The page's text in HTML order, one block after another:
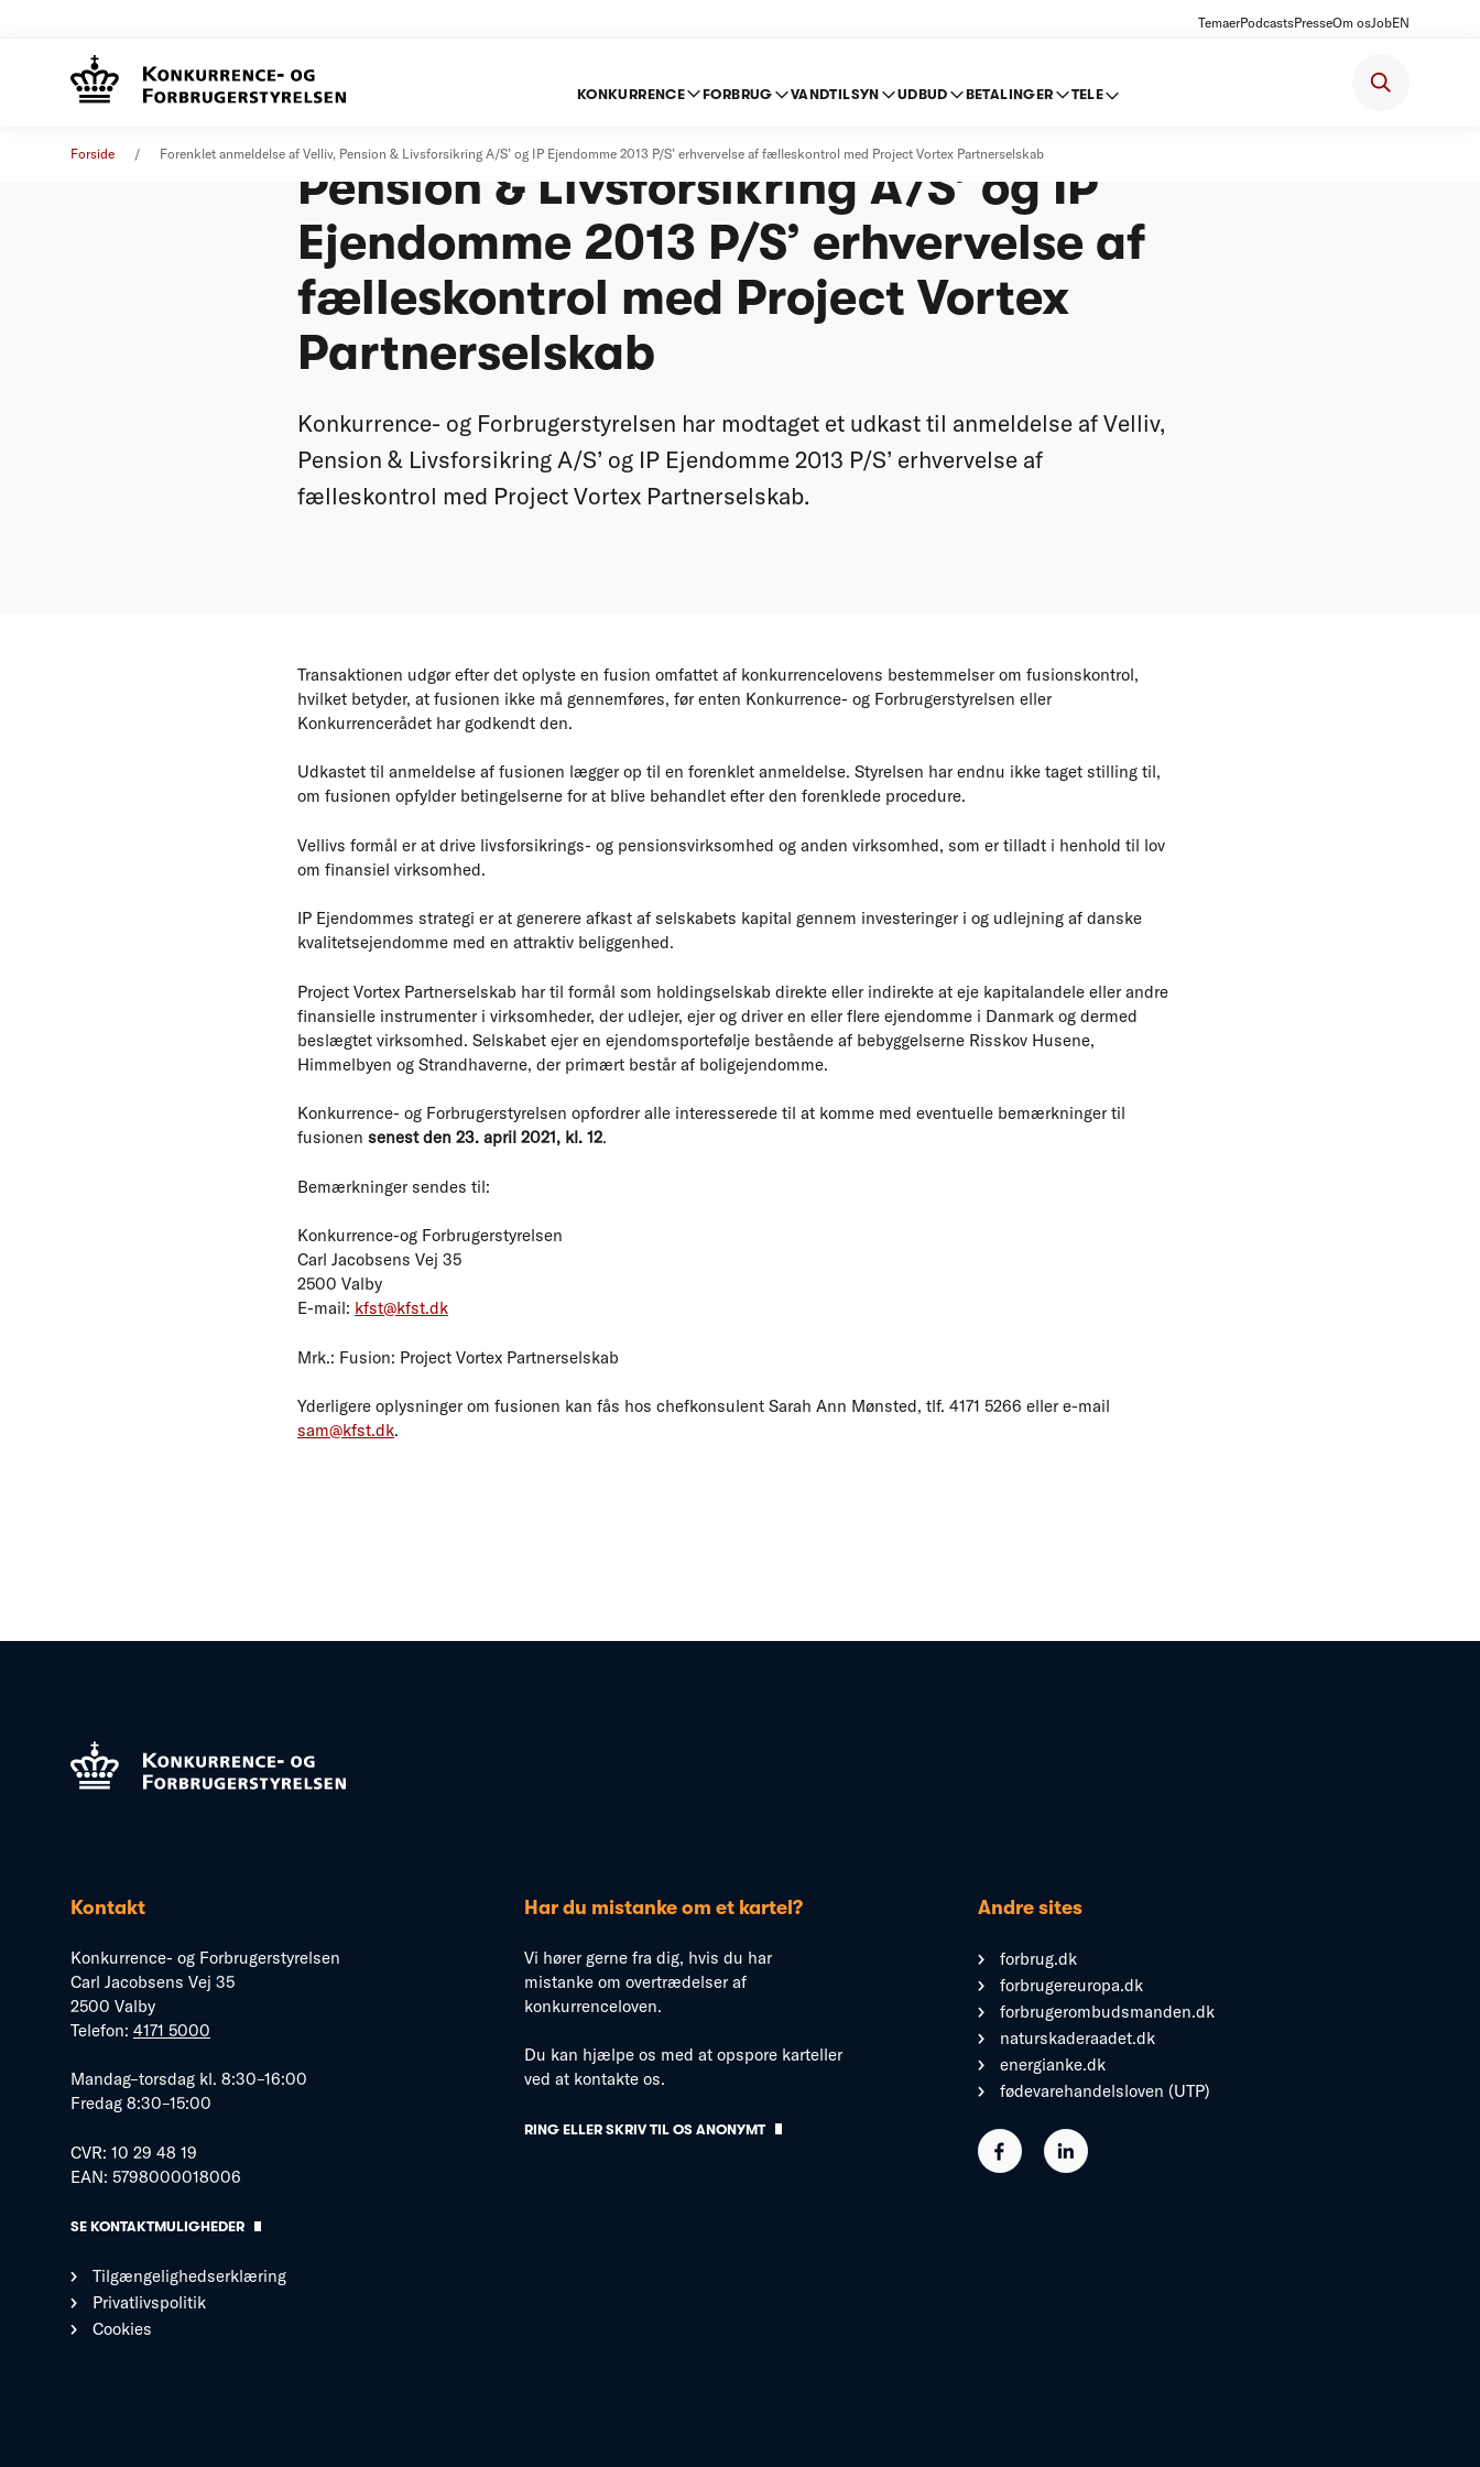
TemaerPodcastsPresseOm osJobEN
KONKURRENCE FORBRUG VANDTILSYN UDBUD BETALINGER TELE
Forside Forenklet anmeldelse af Velliv, Pension & Livsforsikring A/S’ og IP Ejendomme 2013 P/S’ erhvervelse af fælleskontrol med Project Vortex Partnerselskab
Pension & Livsforsikring A/S’ og IP
Ejendomme 2013 P/S’ erhvervelse af
fælleskontrol med Project Vortex
Partnerselskab
Konkurrence- og Forbrugerstyrelsen har modtaget et udkast til anmeldelse af Velliv,
Pension & Livsforsikring A/S’ og IP Ejendomme 2013 P/S’ erhvervelse af
fælleskontrol med Project Vortex Partnerselskab.
Transaktionen udgør efter det oplyste en fusion omfattet af konkurrencelovens bestemmelser om fusionskontrol,
hvilket betyder, at fusionen ikke må gennemføres, før enten Konkurrence- og Forbrugerstyrelsen eller
Konkurrencerådet har godkendt den.
Udkastet til anmeldelse af fusionen lægger op til en forenklet anmeldelse. Styrelsen har endnu ikke taget stilling til,
om fusionen opfylder betingelserne for at blive behandlet efter den forenklede procedure.
Vellivs formål er at drive livsforsikrings- og pensionsvirksomhed og anden virksomhed, som er tilladt i henhold til lov
om finansiel virksomhed.
IP Ejendommes strategi er at generere afkast af selskabets kapital gennem investeringer i og udlejning af danske
kvalitetsejendomme med en attraktiv beliggenhed.
Project Vortex Partnerselskab har til formål som holdingselskab direkte eller indirekte at eje kapitalandele eller andre
finansielle instrumenter i virksomheder, der udlejer, ejer og driver en eller flere ejendomme i Danmark og dermed
beslægtet virksomhed. Selskabet ejer en ejendomsportefølje bestående af bebyggelserne Risskov Husene,
Himmelbyen og Strandhaverne, der primært består af boligejendomme.
Konkurrence- og Forbrugerstyrelsen opfordrer alle interesserede til at komme med eventuelle bemærkninger til
fusionen senest den 23. april 2021, kl. 12.
Bemærkninger sendes til:
Konkurrence-og Forbrugerstyrelsen
Carl Jacobsens Vej 35
2500 Valby
E-mail: kfst@kfst.dk
Mrk.: Fusion: Project Vortex Partnerselskab
Yderligere oplysninger om fusionen kan fås hos chefkonsulent Sarah Ann Mønsted, tlf. 4171 5266 eller e-mail
sam@kfst.dk.
Kontakt
Konkurrence- og Forbrugerstyrelsen
Carl Jacobsens Vej 35
2500 Valby
Telefon: 4171 5000
Mandag–torsdag kl. 8:30–16:00
Fredag 8:30–15:00
CVR: 10 29 48 19
EAN: 5798000018006
SE KONTAKTMULIGHEDER
Tilgængelighedserklæring
Privatlivspolitik
Cookies
Har du mistanke om et kartel?
Vi hører gerne fra dig, hvis du har
mistanke om overtrædelser af
konkurrenceloven.
Du kan hjælpe os med at opspore karteller
ved at kontakte os.
RING ELLER SKRIV TIL OS ANONYMT
Andre sites
forbrug.dk
forbrugereuropa.dk
forbrugerombudsmanden.dk
naturskaderaadet.dk
energianke.dk
fødevarehandelsloven (UTP)